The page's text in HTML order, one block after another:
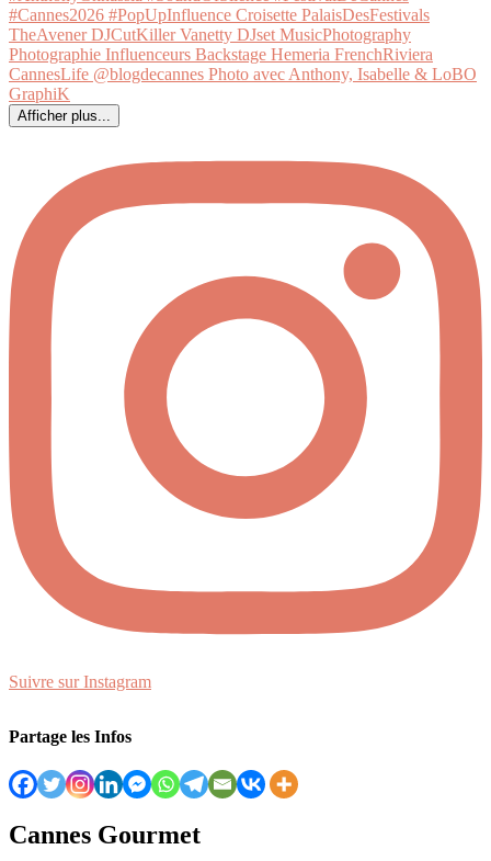
Afficher plus...
Suivre sur Instagram
Partage les Infos
Cannes Gourmet